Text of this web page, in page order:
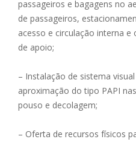
passageiros e bagagens no
de passageiros,
acesso e circulação interna
de apoio;
– Instalação de sistema
aproximação do tipo PAPI
pouso e decolagem;
– Oferta de recursos físicos